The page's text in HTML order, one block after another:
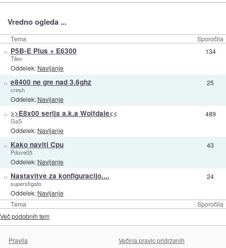
Vredno ogleda ...
Tema Sporočila
Tema Sporočila
» P5B-E Plus + E6300
Tilen
Oddelek: Navijanje
134
» e8400 ne gre nad 3.6ghz
cresh
Oddelek: Navijanje
25
» >>E8x00 serija a.k.a Wolfdale<<
GaS
Oddelek: Navijanje
489
» Kako naviti Cpu
Pdove05
Oddelek: Navijanje
43
» Nastavitve za konfiguracijo....
supersfigato
Oddelek: Navijanje
24
Več podobnih tem
Pravila Večina pravic pridržanih